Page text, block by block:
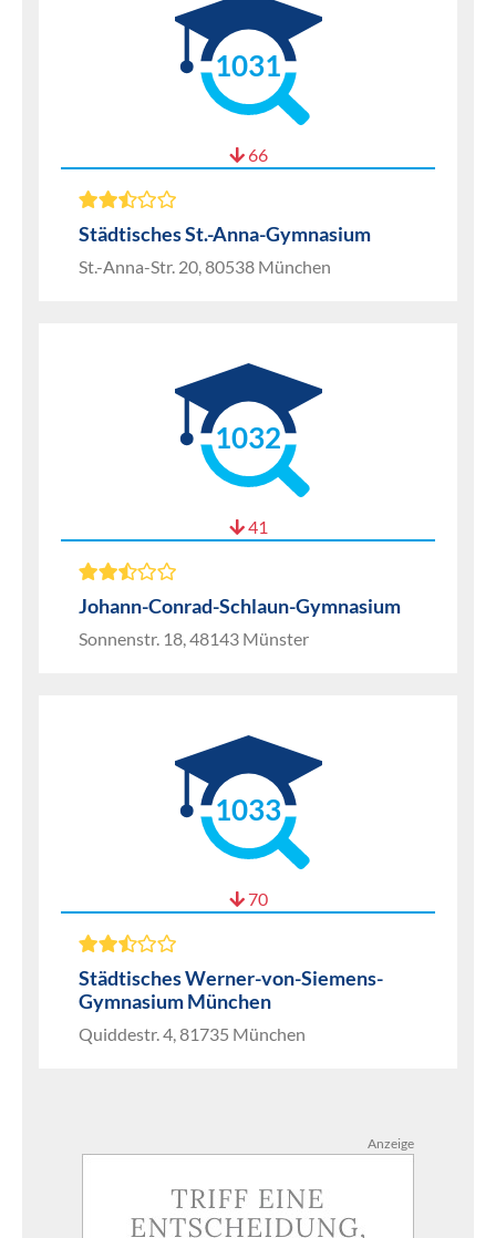
1031
66
Städtisches St.-Anna-Gymnasium
St.-Anna-Str. 20, 80538 München
1032
41
Johann-Conrad-Schlaun-Gymnasium
Sonnenstr. 18, 48143 Münster
1033
70
Städtisches Werner-von-Siemens-
Gymnasium München
Quiddestr. 4, 81735 München
Anzeige